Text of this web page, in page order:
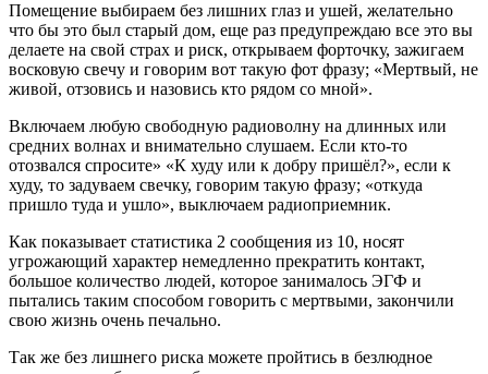
Помещение выбираем без лишних глаз и ушей, желательно
что бы это был старый дом, еще раз предупреждаю все это вы
делаете на свой страх и риск, открываем форточку, зажигаем
восковую свечу и говорим вот такую фот фразу; «Мертвый, не
живой, отзовись и назовись кто рядом со мной».
Включаем любую свободную радиоволну на длинных или
средних волнах и внимательно слушаем. Если кто-то
отозвался спросите» «К худу или к добру пришёл?», если к
худу, то задуваем свечку, говорим такую фразу; «откуда
пришло туда и ушло», выключаем радиоприемник.
Как показывает статистика 2 сообщения из 10, носят
угрожающий характер немедленно прекратить контакт,
большое количество людей, которое занималось ЭГФ и
пытались таким способом говорить с мертвыми, закончили
свою жизнь очень печально.
Так же без лишнего риска можете пройтись в безлюдное